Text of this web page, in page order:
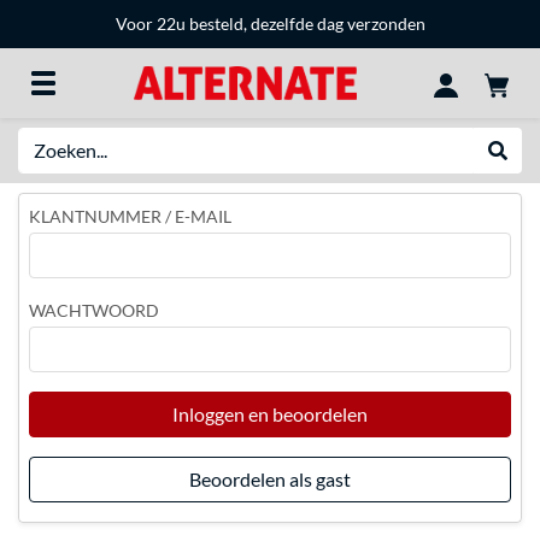
Voor 22u besteld, dezelfde dag verzonden
KLANTNUMMER / E-MAIL
WACHTWOORD
Inloggen en beoordelen
Beoordelen als gast